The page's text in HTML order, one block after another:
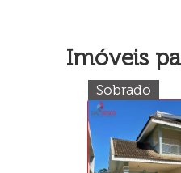
Imóveis
Sobrado